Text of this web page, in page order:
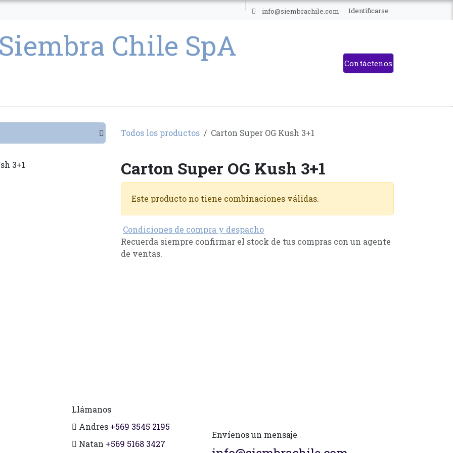
info@siembrachile.com Identificarse
Contáctenos
Todos los productos Carton Super OG Kush 3+1
Carton Super OG Kush 3+1
Este producto no tiene combinaciones válidas.
Condiciones de compra y despacho
Recuerda siempre confirmar el stock de tus compras con un agente
de ventas.
Llámanos
Andres +569 3545 2195
Natan +569 5168 3427
Envíenos un mensaje